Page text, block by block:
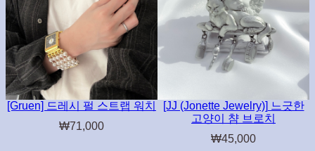
[Gruen] 드레시 펄 스트랩 워치
₩71,000
[JJ (Jonette Jewelry)] 느긋한
고양이 챰 브로치
₩45,000